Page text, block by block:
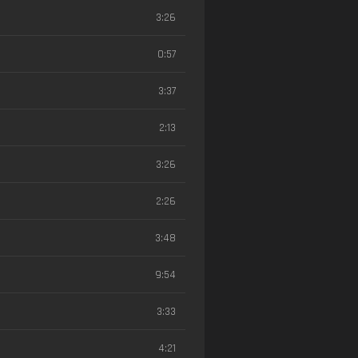
3:26
0:57
3:37
2:13
3:26
2:26
3:48
9:54
3:33
4:21